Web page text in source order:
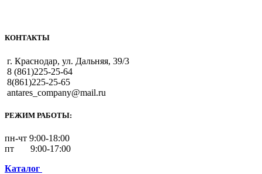
КОНТАКТЫ
г. Краснодар, ул. Дальняя, 39/3
8 (861)225-25-64
8(861)225-25-65
antares_company@mail.ru
РЕЖИМ РАБОТЫ:
пн-чт 9:00-18:00
пт 9:00-17:00
Каталог